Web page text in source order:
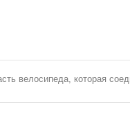
велосипеда, которая